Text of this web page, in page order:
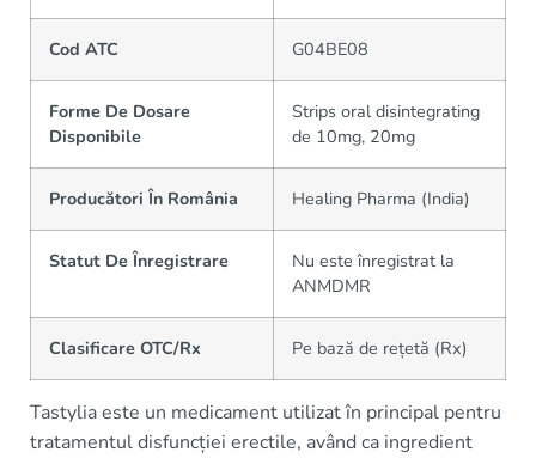
Cod ATC G04BE08
Forme De Dosare
Disponibile
Strips oral disintegrating
de 10mg, 20mg
Producători În România Healing Pharma (India)
Statut De Înregistrare
Nu este înregistrat la
ANMDMR
Clasificare OTC/Rx Pe bază de rețetă (Rx)
Tastylia este un medicament utilizat în principal pentru
tratamentul disfuncției erectile, având ca ingredient